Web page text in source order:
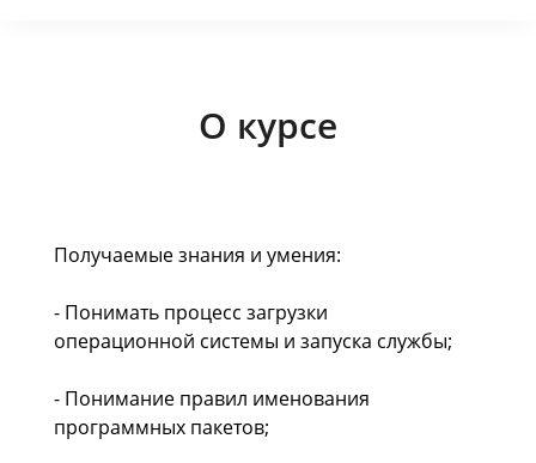
О курсе
Получаемые знания и умения:
- Понимать процесс загрузки
операционной системы и запуска службы;
- Понимание правил именования
программных пакетов;